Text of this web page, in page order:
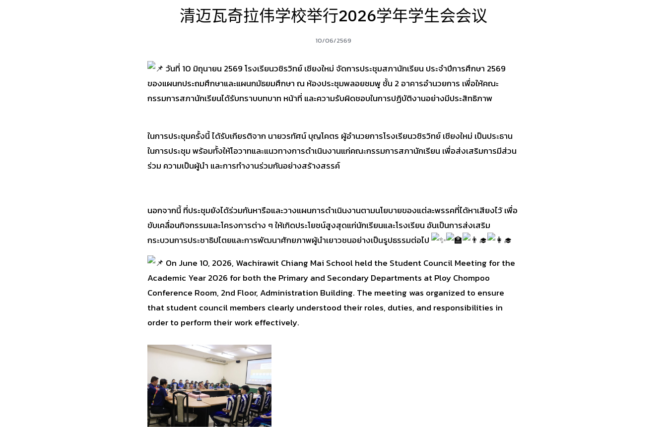
清迈瓦奇拉伟学校举行2026学年学生会会议
10/06/2569
วันที่ 10 มิถุนายน 2569 โรงเรียนวชิรวิทย์ เชียงใหม่ จัดการประชุมสภานักเรียน ประจำปีการศึกษา 2569
ของแผนกประถมศึกษาและแผนกมัธยมศึกษา ณ ห้องประชุมพลอยชมพู ชั้น 2 อาคารอำนวยการ เพื่อให้คณะ
กรรมการสภานักเรียนได้รับทราบบทบาท หน้าที่ และความรับผิดชอบในการปฏิบัติงานอย่างมีประสิทธิภาพ
ในการประชุมครั้งนี้ ได้รับเกียรติจาก นายวรทัศน์ บุญโคตร ผู้อำนวยการโรงเรียนวชิรวิทย์ เชียงใหม่ เป็นประธาน
ในการประชุม พร้อมทั้งให้โอวาทและแนวทางการดำเนินงานแก่คณะกรรมการสภานักเรียน เพื่อส่งเสริมการมีส่วน
ร่วม ความเป็นผู้นำ และการทำงานร่วมกันอย่างสร้างสรรค์
นอกจากนี้ ที่ประชุมยังได้ร่วมกันหารือและวางแผนการดำเนินงานตามนโยบายของแต่ละพรรคที่ได้หาเสียงไว้ เพื่อ
ขับเคลื่อนกิจกรรมและโครงการต่าง ๆ ให้เกิดประโยชน์สูงสุดแก่นักเรียนและโรงเรียน อันเป็นการส่งเสริม
กระบวนการประชาธิปไตยและการพัฒนาศักยภาพผู้นำเยาวชนอย่างเป็นรูปธรรมต่อไป
On June 10, 2026, Wachirawit Chiang Mai School held the Student Council Meeting for the
Academic Year 2026 for both the Primary and Secondary Departments at Ploy Chompoo
Conference Room, 2nd Floor, Administration Building. The meeting was organized to ensure
that student council members clearly understood their roles, duties, and responsibilities in
order to perform their work effectively.